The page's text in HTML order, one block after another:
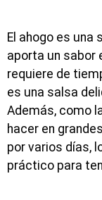
El ahogo es una
aporta un sabor
requiere de
es una salsa
Además, como
hacer en
por varios días,
práctico para